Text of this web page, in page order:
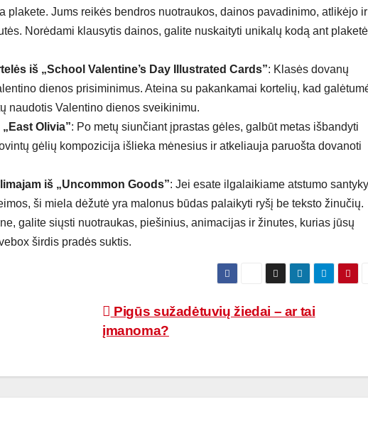
plakete. Jums reikės bendros nuotraukos, dainos pavadinimo, atlikėjo ir
Norėdami klausytis dainos, galite nuskaityti unikalų kodą ant
iš „School Valentine’s Day Illustrated Cards”: Klasės dovanų
dienos prisiminimus. Ateina su pakankamai kortelių, kad
naudotis Valentino dienos sveikinimu.
Olivia”: Po metų siunčiant įprastas gėles, galbūt metas išbandyti
gėlių kompozicija išlieka mėnesius ir atkeliauja paruošta dovanoti
iš „Uncommon Goods”: Jei esate ilgalaikiame atstumo
ši miela dėžutė yra malonus būdas palaikyti ryšį be teksto žinučių.
galite siųsti nuotraukas, piešinius, animacijas ir žinutes, kurias jūsų
širdis pradės suktis.
Pigūs sužadėtuvių žiedai – ar tai
įmanoma?